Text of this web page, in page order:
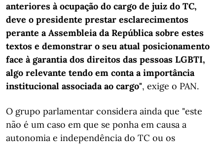
anteriores à ocupação do cargo de juiz do TC,
deve o presidente prestar esclarecimentos
perante a Assembleia da República sobre estes
textos e demonstrar o seu atual posicionamento
face à garantia dos direitos das pessoas LGBTI,
algo relevante tendo em conta a importância
institucional associada ao cargo", exige o PAN.
O grupo parlamentar considera ainda que "este
não é um caso em que se ponha em causa a
autonomia e independência do TC ou os